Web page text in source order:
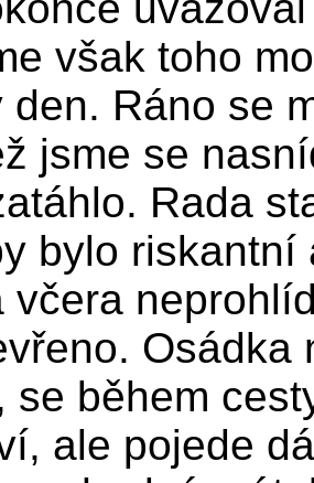
však toho
Ráno se
jsme se
Rada
bylo
včera
Osádka
se během
ale pojede